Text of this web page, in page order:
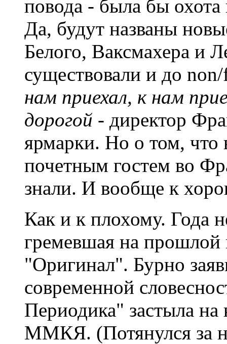
повода - была бы охота
Да, будут названы
Белого, Ваксмахера и
существовали и до
нам приехал, к нам
дорогой - директор
ярмарки. Но о том, что
почетным гостем во
знали. И вообще к
Как и к плохому. Года
гремевшая на
"Оригинал". Бурно
современной
Периодика" застыла
ММКЯ. (Потянулся за